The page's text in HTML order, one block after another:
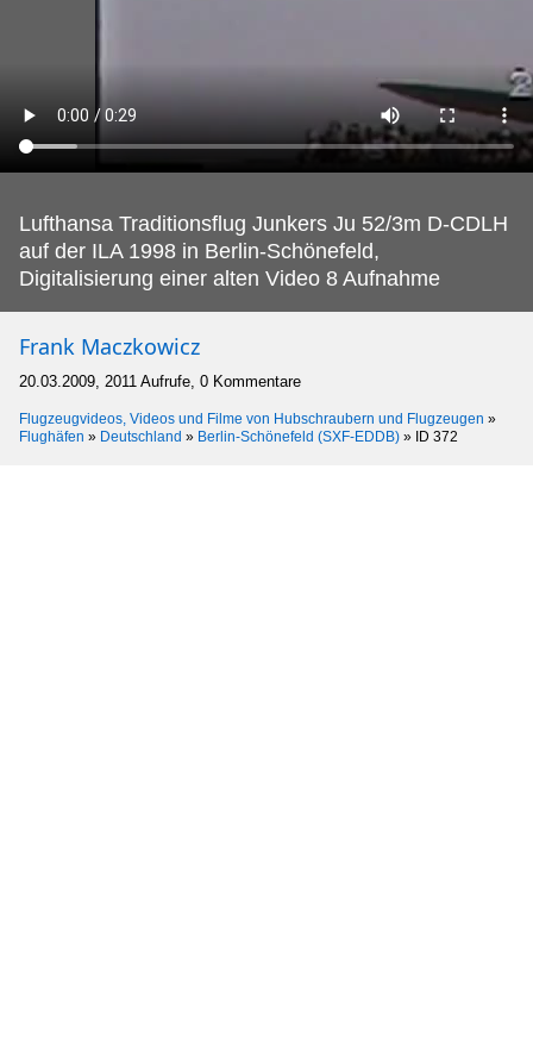
Lufthansa Traditionsflug Junkers Ju 52/3m D-CDLH
auf der ILA 1998 in Berlin-Schönefeld,
Digitalisierung einer alten Video 8 Aufnahme
Frank Maczkowicz
20.03.2009, 2011 Aufrufe, 0 Kommentare
Flugzeugvideos, Videos und Filme von Hubschraubern und Flugzeugen »
Flughäfen » Deutschland » Berlin-Schönefeld (SXF-EDDB) » ID 372